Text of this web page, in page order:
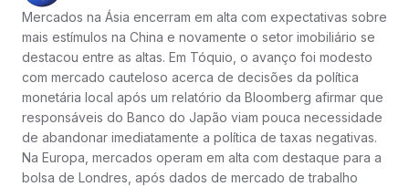
Mercados na Ásia encerram em alta com expectativas sobre
mais estímulos na China e novamente o setor imobiliário se
destacou entre as altas. Em Tóquio, o avanço foi modesto
com mercado cauteloso acerca de decisões da política
monetária local após um relatório da Bloomberg afirmar que
responsáveis do Banco do Japão viam pouca necessidade
de abandonar imediatamente a política de taxas negativas.
Na Europa, mercados operam em alta com destaque para a
bolsa de Londres, após dados de mercado de trabalho